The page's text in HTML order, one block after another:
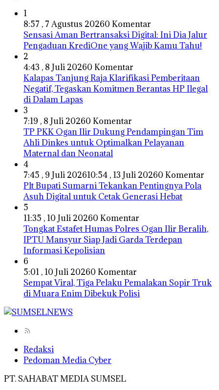
1
8:57 , 7 Agustus 20260 Komentar
Sensasi Aman Bertransaksi Digital: Ini Dia Jalur
Pengaduan KrediOne yang Wajib Kamu Tahu!
2
4:43 , 8 Juli 20260 Komentar
Kalapas Tanjung Raja Klarifikasi Pemberitaan
Negatif, Tegaskan Komitmen Berantas HP Ilegal
di Dalam Lapas
3
7:19 , 8 Juli 20260 Komentar
TP PKK Ogan Ilir Dukung Pendampingan Tim
Ahli Dinkes untuk Optimalkan Pelayanan
Maternal dan Neonatal
4
7:45 , 9 Juli 202610:54 , 13 Juli 20260 Komentar
Plt Bupati Sumarni Tekankan Pentingnya Pola
Asuh Digital untuk Cetak Generasi Hebat
5
11:35 , 10 Juli 20260 Komentar
Tongkat Estafet Humas Polres Ogan Ilir Beralih,
IPTU Mansyur Siap Jadi Garda Terdepan
Informasi Kepolisian
6
5:01 , 10 Juli 20260 Komentar
Sempat Viral, Tiga Pelaku Pemalakan Sopir Truk
di Muara Enim Dibekuk Polisi
Redaksi
Pedoman Media Cyber
PT. SAHABAT MEDIA SUMSEL